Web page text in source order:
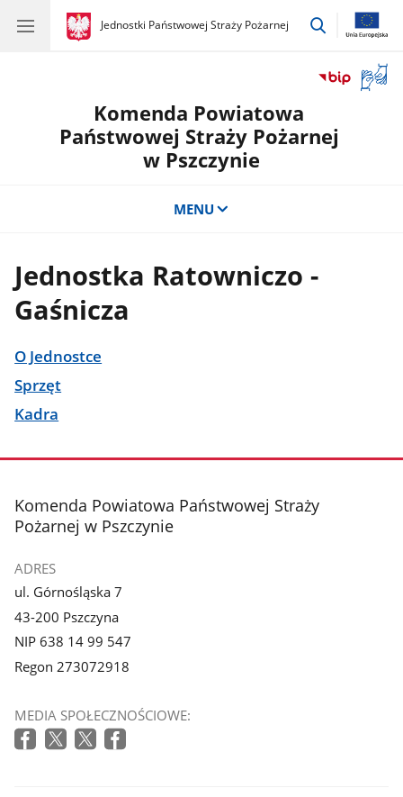
gov.pl
Jednostki Państwowej Straży Pożarnej
gov.pl
Jednostki
przejdź
okno
Komenda Powiatowa
Państwowej Straży Pożarnej
w Pszczynie
MENU
Jednostka Ratowniczo -
Gaśnicza
O Jednostce
Sprzęt
Kadra
stopka
Komenda Powiatowa Państwowej Straży
Pożarnej w Pszczynie
ADRES
ul. Górnośląska 7
43-200 Pszczyna
NIP 638 14 99 547
Regon 273072918
MEDIA SPOŁECZNOŚCIOWE: